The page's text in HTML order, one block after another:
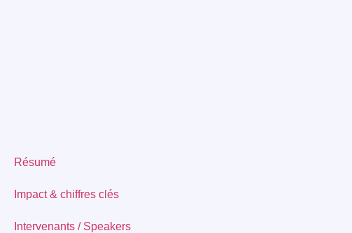
Résumé
Impact & chiffres clés
Intervenants / Speakers